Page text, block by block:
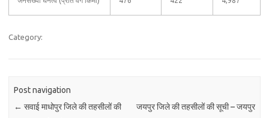
Category:
Post navigation
← सवाई माधोपुर जिले की तहसीलों की
जयपुर जिले की तहसीलों की सूची – जयपुर